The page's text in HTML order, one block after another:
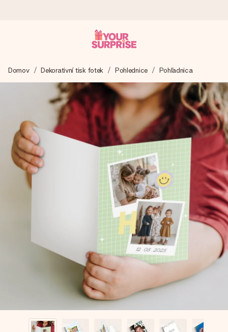
Váš dárek vytvoříme s láskou a bleskově odešleme –
abyste ho mohli darovat právě v tu správnou chvíli, kdy na
tom nejvíc záleží.
4,8 (na základě +15 000 recenzí)
Naše dárky inspirují. Zákazníci nás na Google Reviews
hodnotí známkou 4,8.
Vytvořte něco jedinečného během několika kroků – s jejím
jménem, vaší fotografií nebo vzkazem, který doopravdy
zahřeje u srdce. Žádné zbytečné složitosti, jen spousta
lásky pro daný okamžik.
Domov Dekorativní tisk fotek Pohlednice Pohľadnica